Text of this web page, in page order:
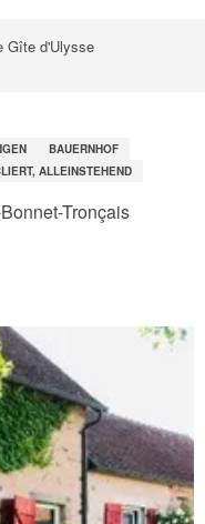
Gîte d'Ulysse
BAUERNHOF
ALLEINSTEHEND
Tronçais